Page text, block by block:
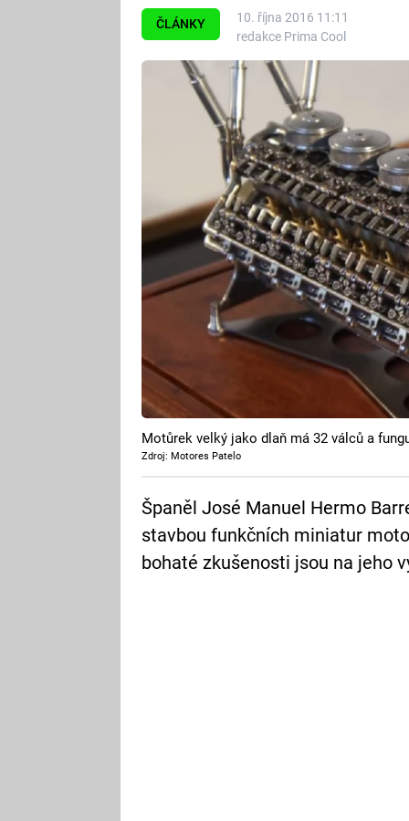
ČLÁNKY
10. října 2016 11:11
redakce Prima Cool
Motůrek velký jako dlaň má 32 válců a
Zdroj: Motores Patelo
Španěl José Manuel Hermo
stavbou funkčních miniatur
bohaté zkušenosti jsou na jeho